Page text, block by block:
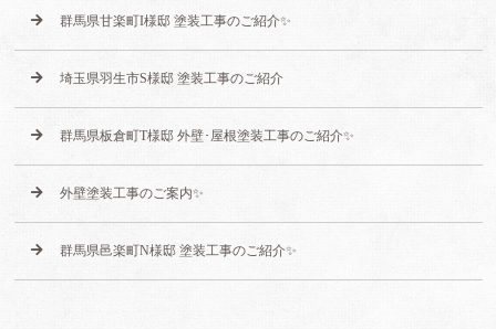
群馬県甘楽町I様邸 塗装工事のご紹介✨
埼玉県羽生市S様邸 塗装工事のご紹介
群馬県板倉町T様邸 外壁･屋根塗装工事のご紹介✨
外壁塗装工事のご案内✨
群馬県邑楽町N様邸 塗装工事のご紹介✨